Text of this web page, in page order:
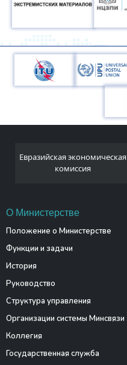
Евразийская экономическая
комиссия
О Министерстве
Положение о Министерстве
Функции и задачи
История
Руководство
Структура управления
Организации системы Минсвязи
Коллегия
Государственная служба